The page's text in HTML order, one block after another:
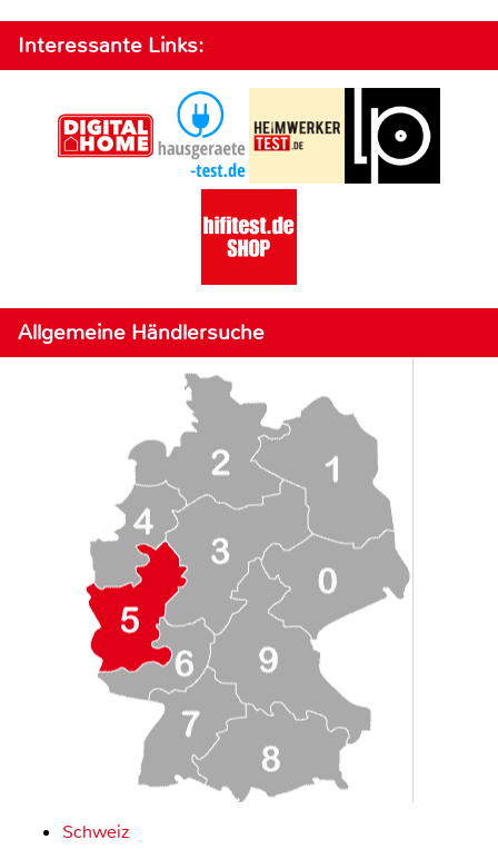
Interessante Links:
Allgemeine Händlersuche
Schweiz